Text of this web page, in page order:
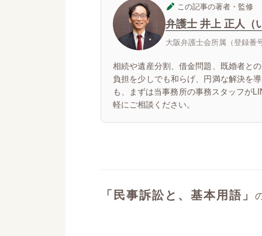
この記事の著者・監修
弁護士 井上 正人（
大阪弁護士会所属（登録番
相続や遺産分割、借金問題、既婚者と
負担を少しでも和らげ、円満な解決を
も、まずは当事務所の事務スタッフが
軽にご相談ください。
「民事訴訟と、基本用語」